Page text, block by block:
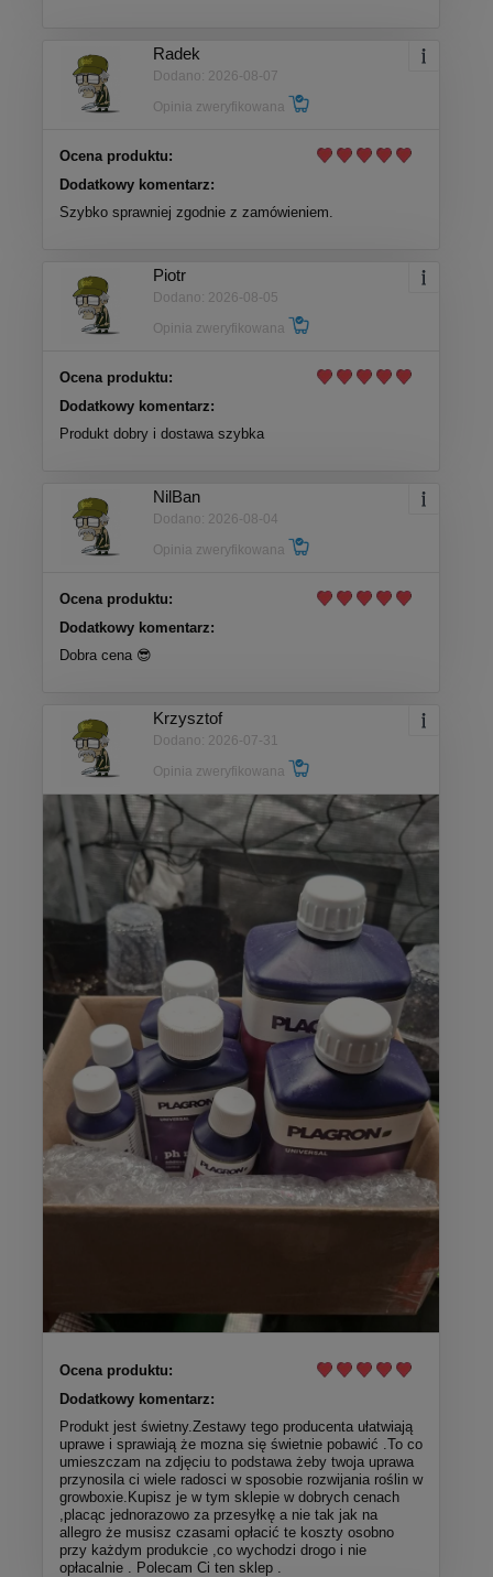
Radek
Dodano: 2026-08-07
Opinia zweryfikowana
Ocena produktu:
Dodatkowy komentarz:
Szybko sprawniej zgodnie z zamówieniem.
Piotr
Dodano: 2026-08-05
Opinia zweryfikowana
Ocena produktu:
Dodatkowy komentarz:
Produkt dobry i dostawa szybka
NilBan
Dodano: 2026-08-04
Opinia zweryfikowana
Ocena produktu:
Dodatkowy komentarz:
Dobra cena 😎
Krzysztof
Dodano: 2026-07-31
Opinia zweryfikowana
Ocena produktu:
Dodatkowy komentarz:
Produkt jest świetny.Zestawy tego producenta ułatwiają
uprawe i sprawiają że mozna się świetnie pobawić .To co
umieszczam na zdjęciu to podstawa żeby twoja uprawa
przynosila ci wiele radosci w sposobie rozwijania roślin w
growboxie.Kupisz je w tym sklepie w dobrych cenach
,placąc jednorazowo za przesyłkę a nie tak jak na
allegro że musisz czasami opłacić te koszty osobno
przy każdym produkcie ,co wychodzi drogo i nie
opłacalnie . Polecam Ci ten sklep .